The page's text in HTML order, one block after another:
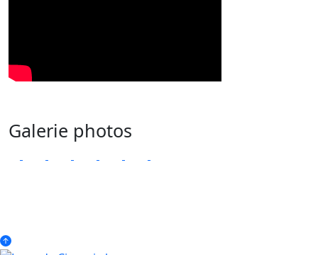
Galerie photos